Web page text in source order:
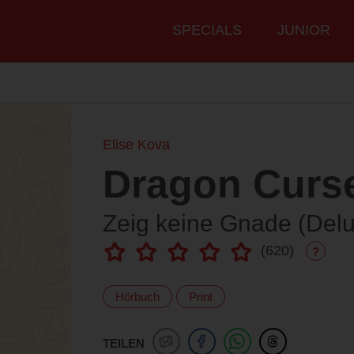
Hauptmenü
SPECIALS JUNIOR
Elise Kova
Dragon
Zeig keine Gnade
(620) ?
Hörbuch Print
TEILEN